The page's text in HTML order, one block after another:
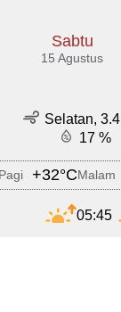
Sabtu
15 Agustus
Selatan,
17 %
Pagi +32°CMalam
05:45